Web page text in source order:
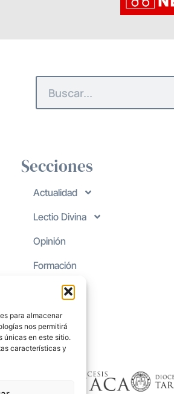
para almacenar
nos permitirá
únicas en este sitio.
características y
Secciones
Actualidad
Lectio Divina
Opinión
Formación